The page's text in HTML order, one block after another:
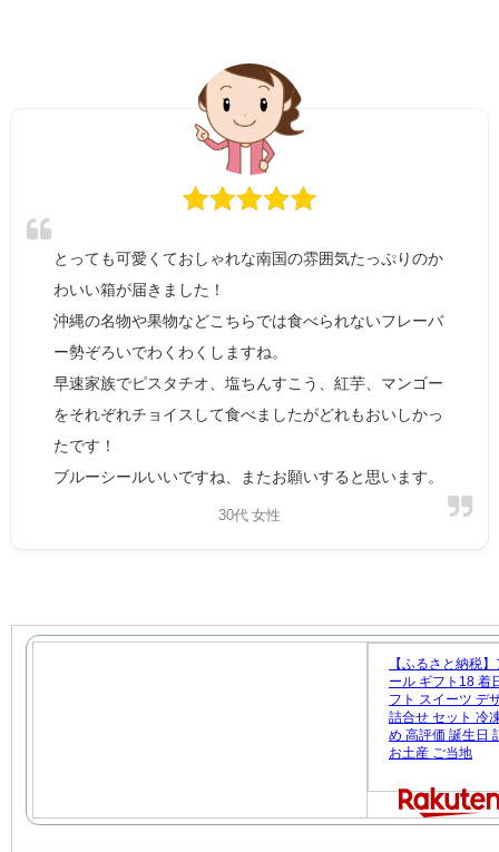
とっても可愛くておしゃれな南国の雰囲気たっぷりのか
わいい箱が届きました！
沖縄の名物や果物などこちらでは食べられないフレーバ
ー勢ぞろいでわくわくしますね。
早速家族でピスタチオ、塩ちんすこう、紅芋、マンゴー
をそれぞれチョイスして食べましたがどれもおいしかっ
たです！
ブルーシールいいですね、またお願いすると思います。
30代 女性
【ふるさと納税
ール ギフト18 着
フト スイーツ デ
詰合せ セット 冷
め 高評価 誕生日
お土産 ご当地